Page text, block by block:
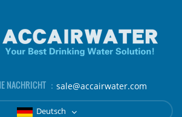
NACHRICHT ： sale@accairwater.com
Deutsch